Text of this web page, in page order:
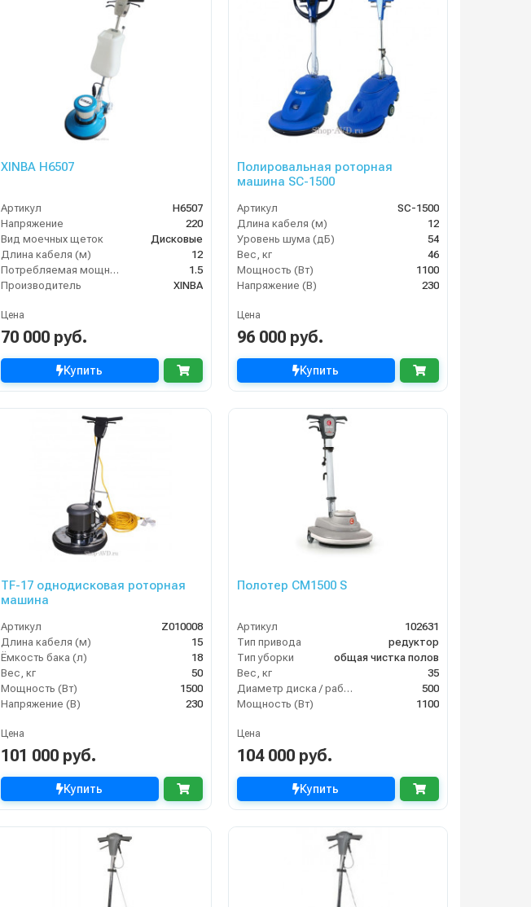
XINBA H6507
Артикул
H6507
Напряжение
220
Вид моечных щеток
Дисковые
Длина кабеля (м)
12
Потребляемая мощность (кВт)
1.5
Производитель
XINBA
Цена
70 000 руб.
Купить
Полировальная роторная
машина SC-1500
Артикул
SC-1500
Длина кабеля (м)
12
Уровень шума (дБ)
54
Вес, кг
46
Мощность (Вт)
1100
Напряжение (В)
230
Цена
96 000 руб.
Купить
TF-17 однодисковая роторная
машина
Артикул
Z010008
Длина кабеля (м)
15
Ёмкость бака (л)
18
Вес, кг
50
Мощность (Вт)
1500
Напряжение (В)
230
Цена
101 000 руб.
Купить
Полотер CM1500 S
Артикул
102631
Тип привода
редуктор
Тип уборки
общая чистка полов
Вес, кг
35
Диаметр диска / рабочая ширина (мм)
500
Мощность (Вт)
1100
Цена
104 000 руб.
Купить